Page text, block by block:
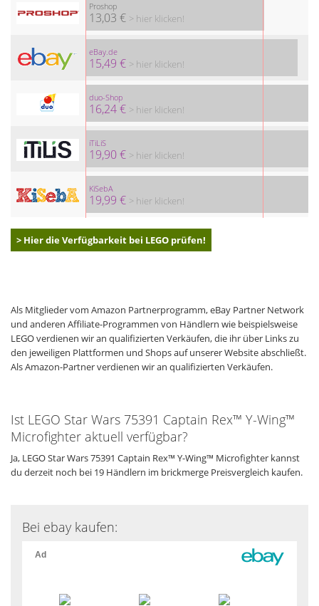
Proshop
13,03 € > hier klicken!
eBay.de
15,49 € > hier klicken!
duo-Shop
16,24 € > hier klicken!
iTiLiS
19,90 € > hier klicken!
KiSebA
19,99 € > hier klicken!
> Hier die Verfügbarkeit bei LEGO prüfen!
Als Mitglieder vom Amazon Partnerprogramm, eBay Partner Network
und anderen Affiliate-Programmen von Händlern wie beispielsweise
LEGO verdienen wir an qualifizierten Verkäufen, die ihr über Links zu
den jeweiligen Plattformen und Shops auf unserer Website abschließt.
Als Amazon-Partner verdienen wir an qualifizierten Verkäufen.
Ist LEGO Star Wars 75391 Captain Rex™ Y-Wing™
Microfighter aktuell verfügbar?
Ja, LEGO Star Wars 75391 Captain Rex™ Y-Wing™ Microfighter kannst
du derzeit noch bei 19 Händlern im brickmerge Preisvergleich kaufen.
Bei ebay kaufen: